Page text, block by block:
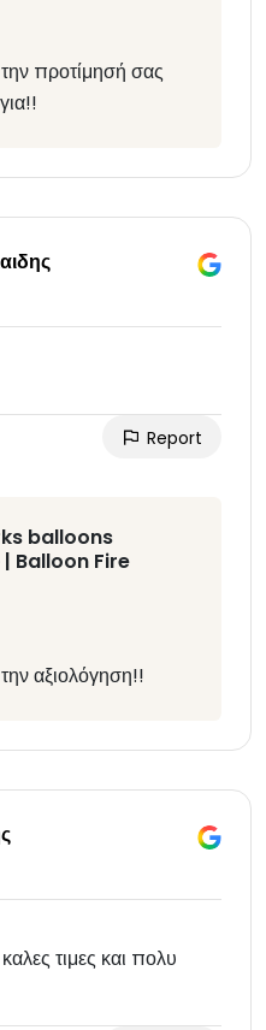
προτίμησή σας
Report
balloons
Balloon Fire
αξιολόγηση!!
τιμες και πολυ